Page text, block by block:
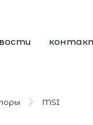
MSI